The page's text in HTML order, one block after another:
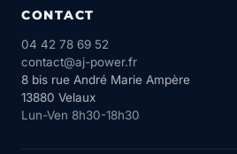
CONTACT
04 42 78 69 52
contact@aj-power.fr
8 bis rue André Marie Ampère
13880 Velaux
Lun-Ven 8h30-18h30